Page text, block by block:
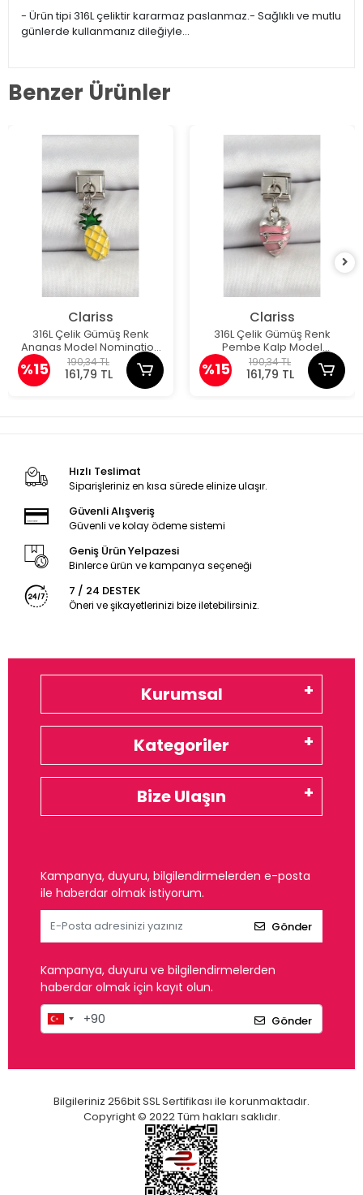
- Ürün tipi 316L çeliktir kararmaz paslanmaz.- Sağlıklı ve mutlu
günlerde kullanmanız dileğiyle…
Benzer Ürünler
Clariss
316L Çelik Gümüş Renk
Ananas Model Nomination
Charm
%15 190,34 TL
161,79 TL
Clariss
316L Çelik Gümüş Renk
Pembe Kalp Model
Nomination Charm
%15 190,34 TL
161,79 TL
Hızlı Teslimat
Siparişleriniz en kısa sürede elinize ulaşır.
Güvenli Alışveriş
Güvenli ve kolay ödeme sistemi
Geniş Ürün Yelpazesi
Binlerce ürün ve kampanya seçeneği
7 / 24 DESTEK
Öneri ve şikayetlerinizi bize iletebilirsiniz.
Kurumsal
Kategoriler
Bize Ulaşın
Kampanya, duyuru, bilgilendirmelerden e-posta
ile haberdar olmak istiyorum.
Gönder
Kampanya, duyuru ve bilgilendirmelerden
haberdar olmak için kayıt olun.
Gönder
Bilgileriniz 256bit SSL Sertifikası ile korunmaktadır.
Copyright © 2022 Tüm hakları saklıdır.